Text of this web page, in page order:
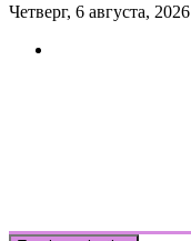
Четверг, 6 августа, 2026